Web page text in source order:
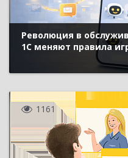
Революция в
1С меняют правила
1161